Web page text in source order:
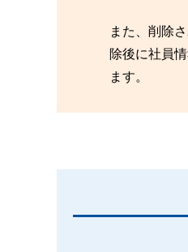
また、削除
除後に社員
ます。